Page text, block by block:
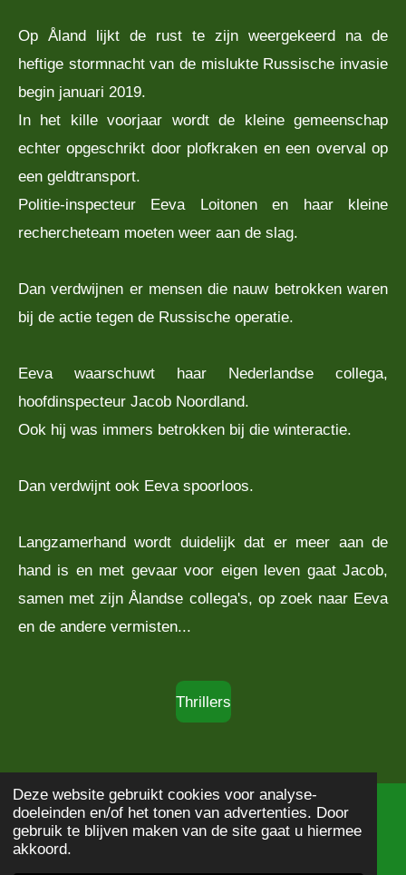
Deze website gebruikt cookies voor analyse-
doeleinden en/of het tonen van advertenties. Door
gebruik te blijven maken van de site gaat u hiermee
akkoord.
Op Åland lijkt de rust te zijn weergekeerd na de
heftige stormnacht van de mislukte Russische invasie
begin januari 2019.
In het kille voorjaar wordt de kleine gemeenschap
echter opgeschrikt door plofkraken en een overval op
een geldtransport.
Politie-inspecteur Eeva Loitonen en haar kleine
rechercheteam moeten weer aan de slag.
Dan verdwijnen er mensen die nauw betrokken waren
bij de actie tegen de Russische operatie.
Eeva waarschuwt haar Nederlandse collega,
hoofdinspecteur Jacob Noordland.
Ook hij was immers betrokken bij die winteractie.
Dan verdwijnt ook Eeva spoorloos.
Langzamerhand wordt duidelijk dat er meer aan de
hand is en met gevaar voor eigen leven gaat Jacob,
samen met zijn Ålandse collega's, op zoek naar Eeva
en de andere vermisten...
Thrillers
© 2020 - 2026Boekbeschrijving
Powered byJouwWeb